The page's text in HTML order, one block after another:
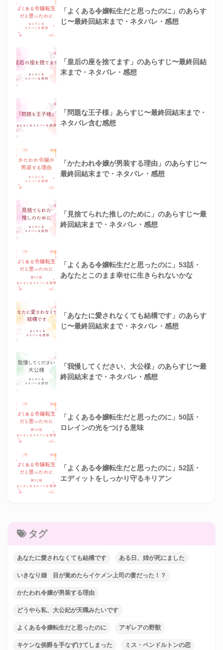
「よくある令嬢転生だと思ったのに」のあらす
じ〜最終回結末まで・ネタバレ・感想
「皇后の座を捨てます」のあらすじ〜最終回結
末まで・ネタバレ・感想
「問題な王子様」あらすじ〜最終回結末まで・
ネタバレ含む感想
「かたわれ令嬢が男装する理由」のあらすじ〜
最終回結末まで・ネタバレ・感想
「見捨てられた推しのために」のあらすじ〜最
終回結末まで・ネタバレ・感想
「よくある令嬢転生だと思ったのに」53話・
あなたとこのまま幸せに生きられないかな
「あなたに愛されなくても結構です」のあらす
じ〜最終回結末まで・ネタバレ・感想
「我慢してください、大公様」のあらすじ〜最
終回結末まで・ネタバレ・感想
「よくある令嬢転生だと思ったのに」50話・
ロレインの光をつける意味
「よくある令嬢転生だと思ったのに」52話・
エディットをしっかり守るキリアン
タグ
あなたに愛されなくても結構です ある日、姉が死にました
いきなり婚 目が覚めたらイケメン上司の妻だった！？
かたわれ令嬢が男装する理由
どうやら私、大公妃が天職みたいです
よくある令嬢転生だと思ったのに アギレアの野獣
キケンな侯爵を手なずけてしまった ミス・ペンドルトンの恋